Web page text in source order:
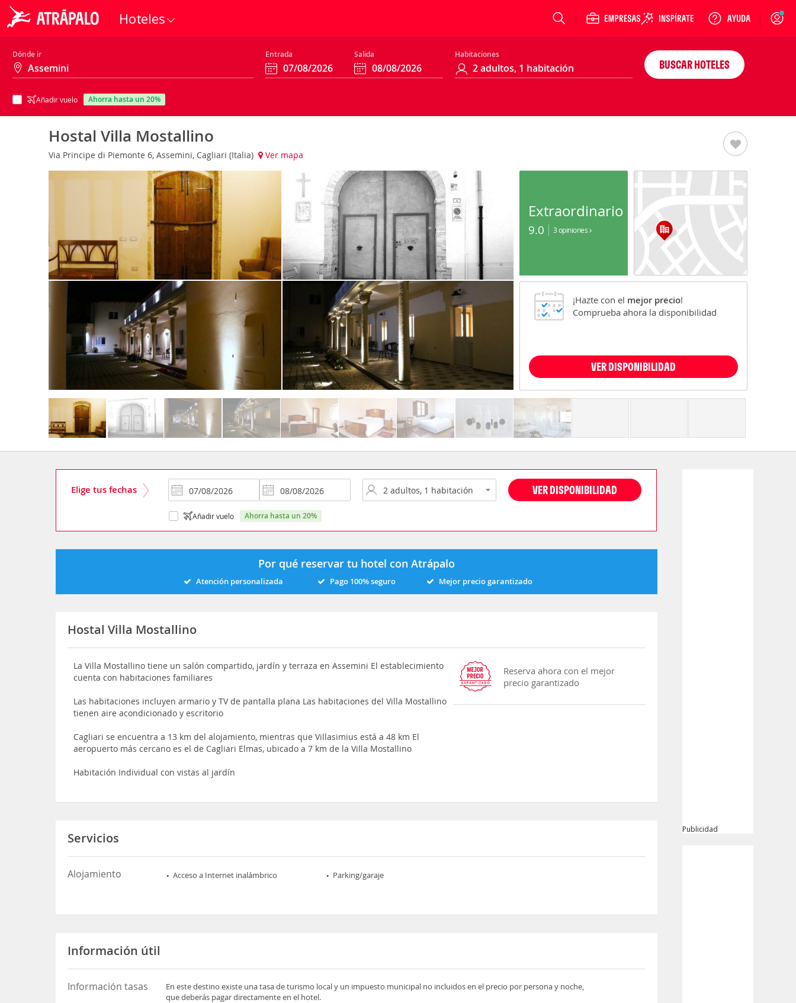
Hoteles Login
Dónde ir Entrada Salida Habitaciones
Añadir vuelo ahorra hasta un 20%
BUSCAR HOTELES
Hostal Villa Mostallino
Via Principe di Piemonte 6, Assemini, Cagliari (Italia) Ver mapa
Extraordinario
9.0 3 opiniones
¡Hazte con el mejor precio!
Comprueba ahora la disponibilidad
VER DISPONIBILIDAD
Elige tus fechas VER DISPONIBILIDAD
Añadir vuelo ahorra hasta un 20%
Por qué reservar tu hotel con Atrápalo
Atención personalizada Pago 100% seguro Mejor precio garantizado
Hostal Villa Mostallino
La Villa Mostallino tiene un salón compartido, jardín y terraza en Assemini El establecimiento
cuenta con habitaciones familiares
Las habitaciones incluyen armario y TV de pantalla plana Las habitaciones del Villa Mostallino
tienen aire acondicionado y escritorio
Cagliari se encuentra a 13 km del alojamiento, mientras que Villasimius está a 48 km El
aeropuerto más cercano es el de Cagliari Elmas, ubicado a 7 km de la Villa Mostallino
Habitación Individual con vistas al jardín
Reserva ahora con el mejor
precio garantizado
Servicios
Alojamiento Acceso a Internet inalámbrico Parking/garaje
Información útil
Información tasas
En este destino existe una tasa de turismo local y un impuesto municipal no incluidos en el precio por persona y noche,
que deberás pagar directamente en el hotel.
Publicidad